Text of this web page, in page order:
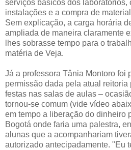
serviços básicos dos laboratórios,
instalações e a compra de
Sem explicação, a carga horária
ampliada de maneira claramente
lhes sobrasse tempo para o
matéria de Veja.
Já a professora Tânia Montoro foi
permissão dada pela atual
festas nas salas de aulas –
tornou-se comum (vide vídeo
em tempo a liberação do dinheiro
Bogotá onde faria uma palestra,
alunas que a acompanhariam
autorizado antecipadamente. "Eu